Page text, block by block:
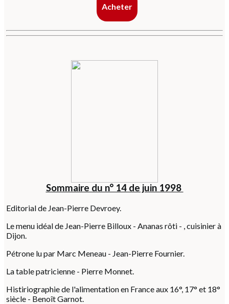
Acheter
Sommaire du n° 14 de juin 1998
Editorial de Jean-Pierre Devroey.
Le menu idéal de Jean-Pierre Billoux - Ananas rôti - , cuisinier à
Dijon.
Pétrone lu par Marc Meneau - Jean-Pierre Fournier.
La table patricienne - Pierre Monnet.
Histiriographie de l'alimentation en France aux 16°, 17° et 18°
siècle - Benoît Garnot.